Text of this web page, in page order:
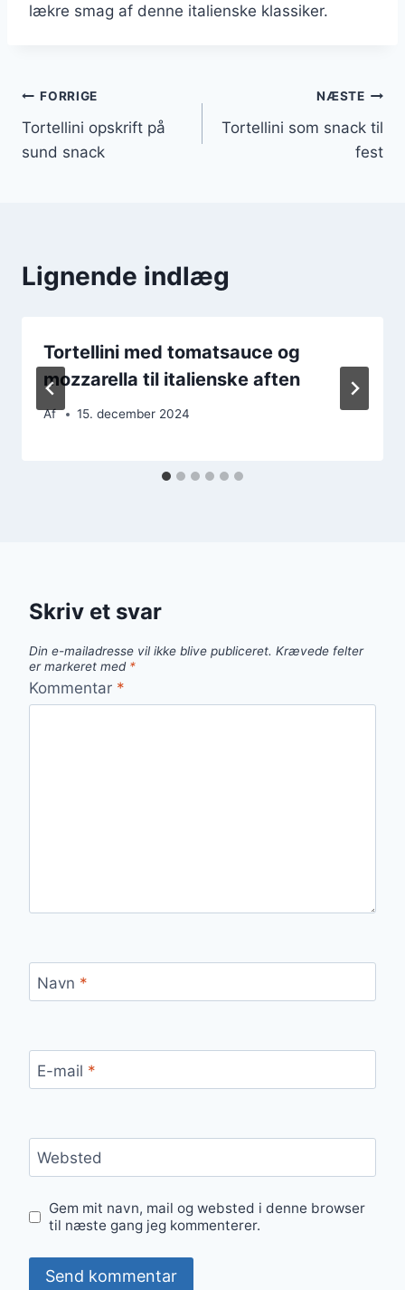
lækre smag af denne italienske klassiker.
Indlægsnavigation
FORRIGE
Tortellini opskrift på
sund snack
NÆSTE
Tortellini som snack til
fest
Lignende indlæg
Tortellini med tomatsauce og
mozzarella til italienske aften
Af 15. december 2024
Skriv et svar
Din e-mailadresse vil ikke blive publiceret. Krævede felter
er markeret med *
Kommentar *
Navn *
E-mail *
Websted
Gem mit navn, mail og websted i denne browser
til næste gang jeg kommenterer.